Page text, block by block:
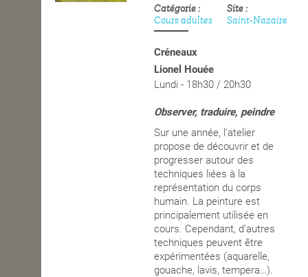
Catégorie
Cours adultes
Site
Saint-Nazaire
Créneaux
Lionel Houée
Lundi - 18h30 / 20h30
Observer, traduire, peindre
Sur une année, l’atelier
propose de découvrir et de
progresser autour des
techniques liées à la
représentation du corps
humain. La peinture est
principalement utilisée en
cours. Cependant, d’autres
techniques peuvent être
expérimentées (aquarelle,
gouache, lavis, tempera…).